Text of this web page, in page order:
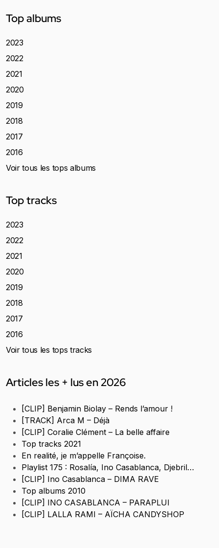
Top albums
2023
2022
2021
2020
2019
2018
2017
2016
Voir tous les tops albums
Top tracks
2023
2022
2021
2020
2019
2018
2017
2016
Voir tous les tops tracks
Articles les + lus en 2026
[CLIP] Benjamin Biolay – Rends l’amour !
[TRACK] Arca M – Déjà
[CLIP] Coralie Clément – La belle affaire
Top tracks 2021
En realité, je m’appelle Françoise.
Playlist 175 : Rosalía, Ino Casablanca, Djebril…
[CLIP] Ino Casablanca – DIMA RAVE
Top albums 2010
[CLIP] INO CASABLANCA – PARAPLUI
[CLIP] LALLA RAMI – AÏCHA CANDYSHOP